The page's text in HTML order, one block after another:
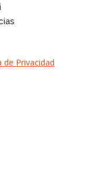
Privacidad